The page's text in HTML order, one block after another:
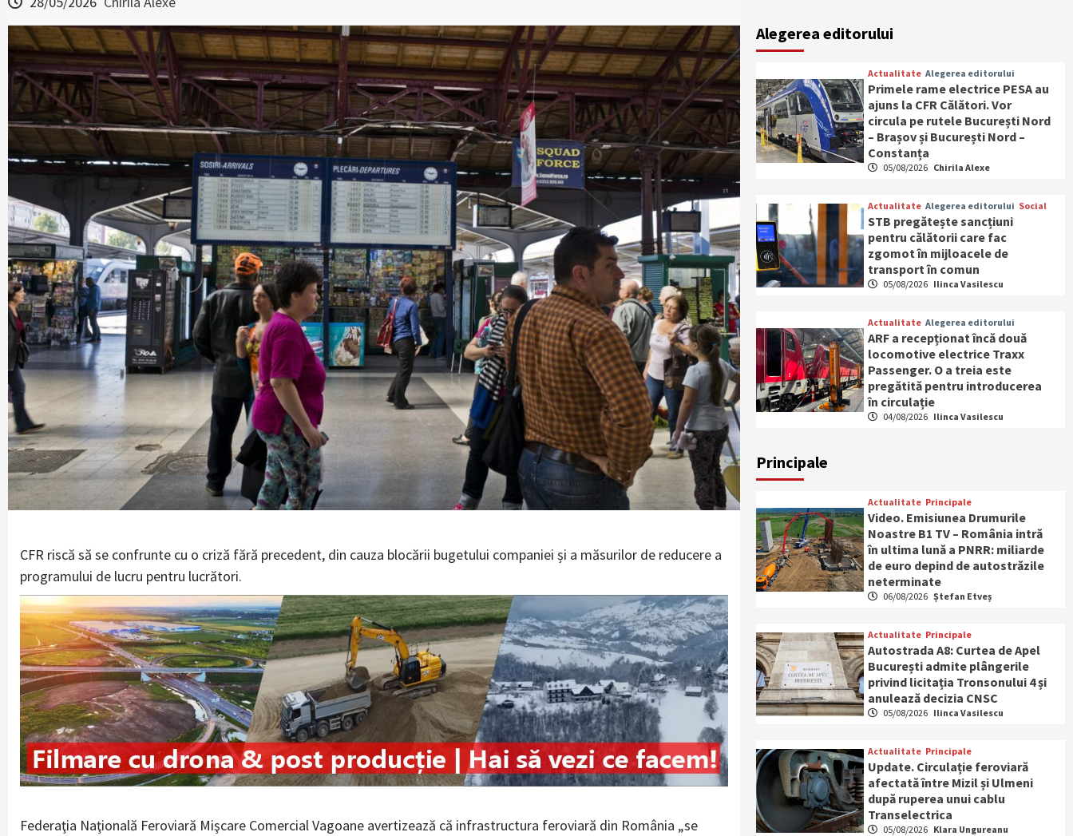
CFR riscă să se confrunte cu o criză fără precedent, din cauza blocării bugetului companiei și a măsurilor de reducere a
programului de lucru pentru lucrători.
Federaţia Naţională Feroviară Mişcare Comercial Vagoane avertizează că infrastructura feroviară din România „se
Alegerea editorului
Actualitate Alegerea editorului
Primele rame electrice PESA au
ajuns la CFR Călători. Vor
circula pe rutele București Nord
– Brașov și București Nord –
Constanța
05/08/2026 Chirila Alexe
Actualitate Alegerea editorului Social
STB pregătește sancțiuni
pentru călătorii care fac
zgomot în mijloacele de
transport în comun
05/08/2026 Ilinca Vasilescu
Actualitate Alegerea editorului
ARF a recepționat încă două
locomotive electrice Traxx
Passenger. O a treia este
pregătită pentru introducerea
în circulație
04/08/2026 Ilinca Vasilescu
Principale
Actualitate Principale
Video. Emisiunea Drumurile
Noastre B1 TV – România intră
în ultima lună a PNRR: miliarde
de euro depind de autostrăzile
neterminate
06/08/2026 Ștefan Etveș
Actualitate Principale
Autostrada A8: Curtea de Apel
București admite plângerile
privind licitația Tronsonului 4 și
anulează decizia CNSC
05/08/2026 Ilinca Vasilescu
Actualitate Principale
Update. Circulație feroviară
afectată între Mizil și Ulmeni
după ruperea unui cablu
Transelectrica
05/08/2026 Klara Ungureanu